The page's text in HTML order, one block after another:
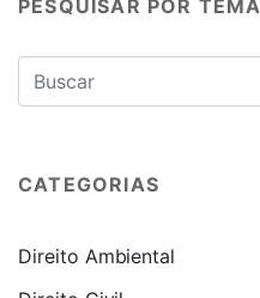
PESQUISAR POR TEMA
CATEGORIAS
Direito Ambiental